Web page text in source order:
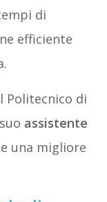
di
efficiente
Politecnico di
assistente
una migliore